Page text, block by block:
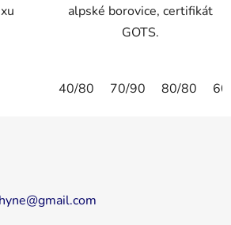
alpské borovice, certifikát
GOTS.
40/80 70/90 80/80
@gmail.com